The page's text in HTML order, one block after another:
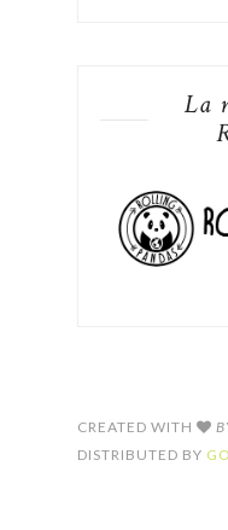
La
CREATED WITH
DISTRIBUTED BY